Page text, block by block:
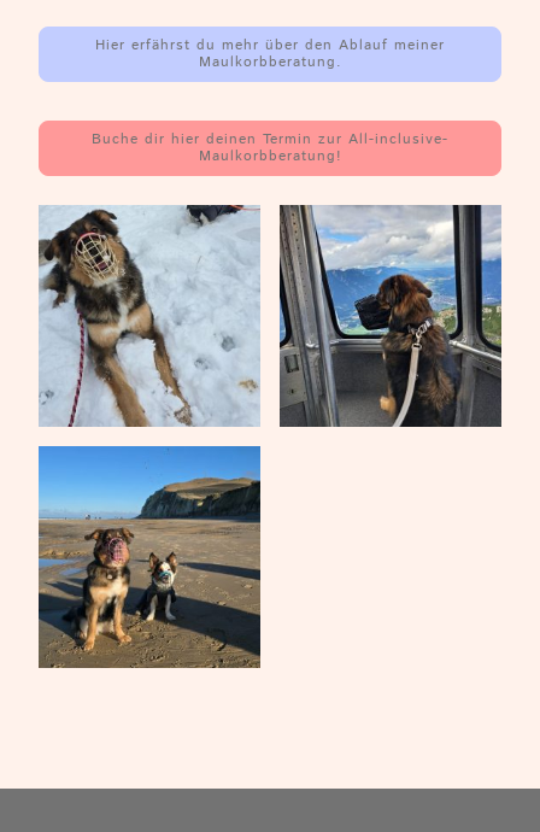
Hier erfährst du mehr über den Ablauf meiner
Maulkorbberatung.
Buche dir hier deinen Termin zur All-inclusive-
Maulkorbberatung!